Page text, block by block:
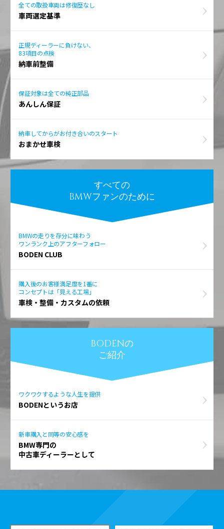
全ての取扱車両は修復歴なし
車両選定基準
正規ディーラーに負けない、
83項目の点検
納車前整備
保証対象は全ての純正部品
あんしん保証
納車してからがお付き合いのスタート
おまかせ車検
すべての
BMWファンのために
BMWの走りを存分に味わう
ワンランク上のアフターフォロー
BODEN CLUB
購入後のお客様満足度を1番に
コンセプトは「見える工場」
車検・整備・カスタムの依頼
BODENの
ご紹介
ワクワクするような人生を提供
BODENというお店
新車購入と同等の安心感を
BMW専門の
中古車ディーラーとして